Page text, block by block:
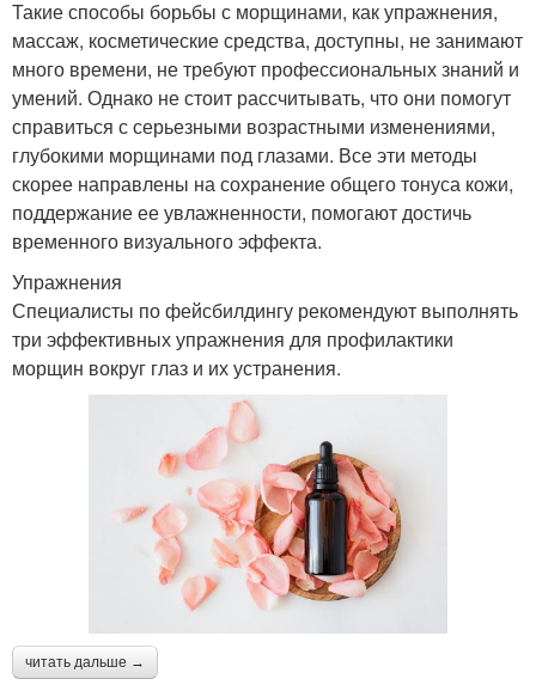
Такие способы борьбы с морщинами, как упражнения,
массаж, косметические средства, доступны, не занимают
много времени, не требуют профессиональных знаний и
умений. Однако не стоит рассчитывать, что они помогут
справиться с серьезными возрастными изменениями,
глубокими морщинами под глазами. Все эти методы
скорее направлены на сохранение общего тонуса кожи,
поддержание ее увлажненности, помогают достичь
временного визуального эффекта.
Упражнения
Специалисты по фейсбилдингу рекомендуют выполнять
три эффективных упражнения для профилактики
морщин вокруг глаз и их устранения.
читать дальше →